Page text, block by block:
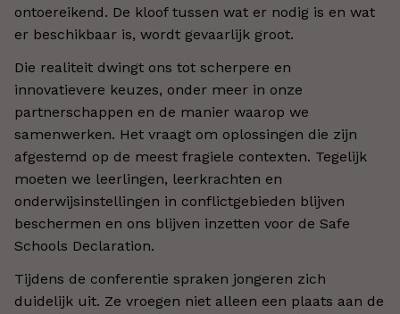
ontoereikend. De kloof tussen wat er nodig is en wat
er beschikbaar is, wordt gevaarlijk groot.
Die realiteit dwingt ons tot scherpere en
innovatievere keuzes, onder meer in onze
partnerschappen en de manier waarop we
samenwerken. Het vraagt om oplossingen die zijn
afgestemd op de meest fragiele contexten. Tegelijk
moeten we leerlingen, leerkrachten en
onderwijsinstellingen in conflictgebieden blijven
beschermen en ons blijven inzetten voor de Safe
Schools Declaration.
Tijdens de conferentie spraken jongeren zich
duidelijk uit. Ze vroegen niet alleen een plaats aan de